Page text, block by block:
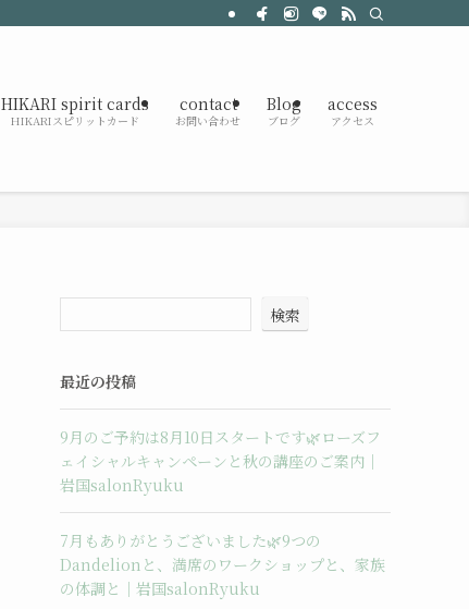
HIKARI spirit cards
HIKARIスピリットカード
contact
お問い合わせ
Blog
ブログ
access
アクセス
検索
最近の投稿
9月のご予約は8月10日スタートです🌿ローズフ
ェイシャルキャンペーンと秋の講座のご案内｜
岩国salonRyuku
7月もありがとうございました🌿9つの
Dandelionと、満席のワークショップと、家族
の体調と｜岩国salonRyuku